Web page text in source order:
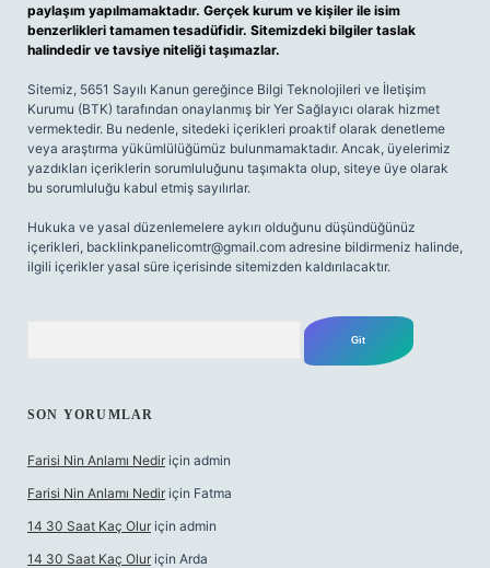
paylaşım yapılmamaktadır. Gerçek kurum ve kişiler ile isim
benzerlikleri tamamen tesadüfidir. Sitemizdeki bilgiler taslak
halindedir ve tavsiye niteliği taşımazlar.
Sitemiz, 5651 Sayılı Kanun gereğince Bilgi Teknolojileri ve İletişim
Kurumu (BTK) tarafından onaylanmış bir Yer Sağlayıcı olarak hizmet
vermektedir. Bu nedenle, sitedeki içerikleri proaktif olarak denetleme
veya araştırma yükümlülüğümüz bulunmamaktadır. Ancak, üyelerimiz
yazdıkları içeriklerin sorumluluğunu taşımakta olup, siteye üye olarak
bu sorumluluğu kabul etmiş sayılırlar.
Hukuka ve yasal düzenlemelere aykırı olduğunu düşündüğünüz
içerikleri, backlinkpanelicomtr@gmail.com adresine bildirmeniz halinde,
ilgili içerikler yasal süre içerisinde sitemizden kaldırılacaktır.
SON YORUMLAR
Farisi Nin Anlamı Nedir için admin
Farisi Nin Anlamı Nedir için Fatma
14 30 Saat Kaç Olur için admin
14 30 Saat Kaç Olur için Arda